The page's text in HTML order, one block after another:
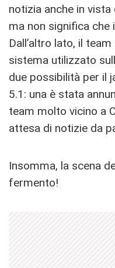
notizia anche in vista
ma non significa che
Dall’altro lato, il
sistema utilizzato
due possibilità per il
5.1: una è stata
team molto vicino a
attesa di notizie da
Insomma, la scena
fermento!